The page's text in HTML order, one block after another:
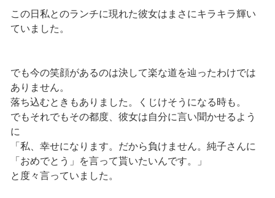
この日私とのランチに現れた彼女はまさにキラキラ輝い
ていました。
でも今の笑顔があるのは決して楽な道を辿ったわけでは
ありません。
落ち込むときもありました。くじけそうになる時も。
でもそれでもその都度、彼女は自分に言い聞かせるよう
に
「私、幸せになります。だから負けません。純子さんに
「おめでとう」を言って貰いたいんです。」
と度々言っていました。